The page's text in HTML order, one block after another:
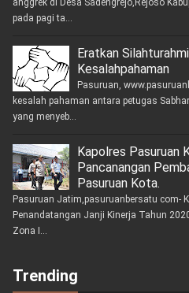
anggrek di Desa Sadengrejo,Rejoso
pada pagi ta...
Eratkan
Kesalahpahaman
Pasuruan,
kesalah pahaman antara petugas
yang menyeb...
Kapolres Pasuruan
Pancanangan
Pasuruan Kota.
Pasuruan Jatim,pasuruanbersatu com-
Penandatangan Janji Kinerja Tahun
Zona I...
Trending